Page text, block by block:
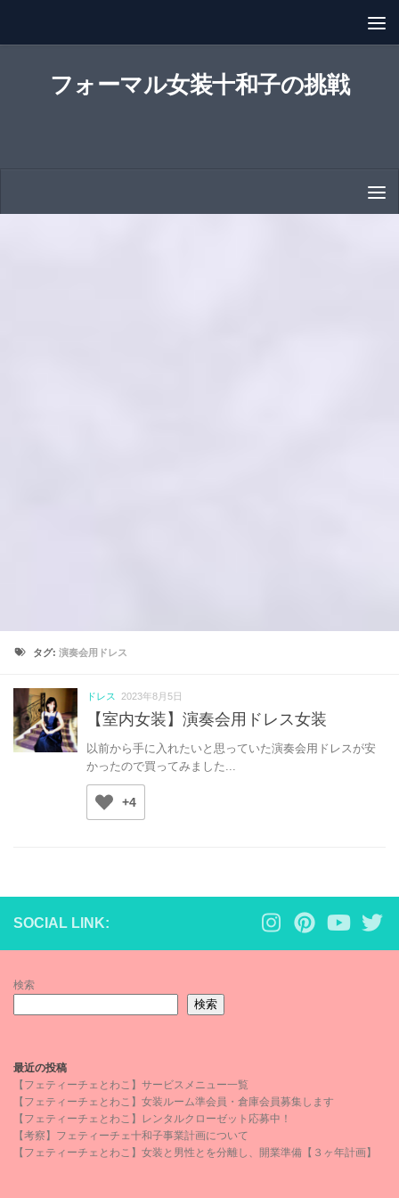
フォーマル女装十和子の挑戦
タグ:演奏会用ドレス
ドレス 2023年8月5日
【室内女装】演奏会用ドレス女装
以前から手に入れたいと思っていた演奏会用ドレスが安
かったので買ってみました...
+4
SOCIAL LINK:
検索
検索
最近の投稿
【フェティーチェとわこ】サービスメニュー一覧
【フェティーチェとわこ】女装ルーム準会員・倉庫会員募集します
【フェティーチェとわこ】レンタルクローゼット応募中！
【考察】フェティーチェ十和子事業計画について
【フェティーチェとわこ】女装と男性とを分離し、開業準備【３ヶ年計画】